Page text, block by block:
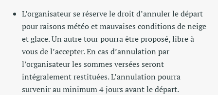
L’organisateur se réserve le droit d’annuler le départ
pour raisons météo et mauvaises conditions de neige
et glace. Un autre tour pourra être proposé, libre à
vous de l’accepter. En cas d’annulation par
l’organisateur les sommes versées seront
intégralement restituées. L’annulation pourra
survenir au minimum 4 jours avant le départ.